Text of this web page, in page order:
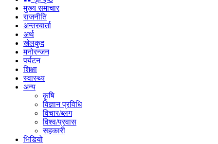
मुख्य समाचार
राजनीति
अन्तरबार्ता
अर्थ
खेलकुद
मनोरन्जन
पर्यटन
शिक्षा
स्वास्थ्य
अन्य
कृषि
विज्ञान प्रविधि
विचार/ब्लग
विश्व/प्रवास
सहकारी
भिडियो